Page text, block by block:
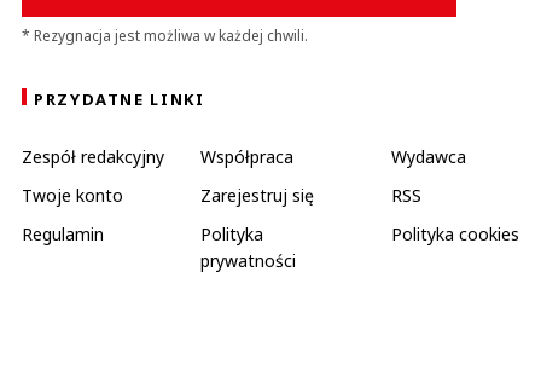
* Rezygnacja jest możliwa w każdej chwili.
PRZYDATNE LINKI
Zespół redakcyjny Współpraca
Wydawca
Twoje konto
Zarejestruj się
RSS
Regulamin
Polityka
prywatności
Polityka cookies